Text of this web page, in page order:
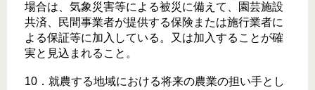
場合は、気象災害等による被災に備えて、園芸施設
共済、民間事業者が提供する保険または施行業者に
よる保証等に加入している。又は加入することが確
実と見込まれること。
10．就農する地域における将来の農業の担い手とし